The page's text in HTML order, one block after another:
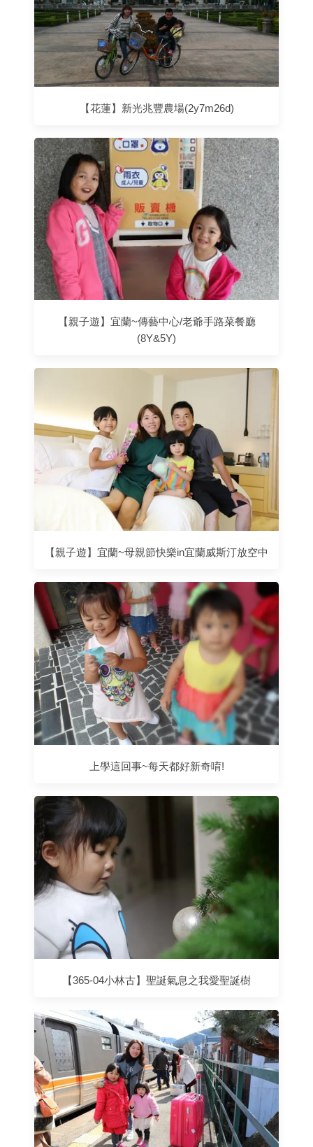
【花蓮】新光兆豐農場(2y7m26d)
【親子遊】宜蘭~傳藝中心/老爺手路菜餐廳
(8Y&5Y)
【親子遊】宜蘭~母親節快樂in宜蘭威斯汀放空中
上學這回事~每天都好新奇唷!
【365-04小林古】聖誕氣息之我愛聖誕樹